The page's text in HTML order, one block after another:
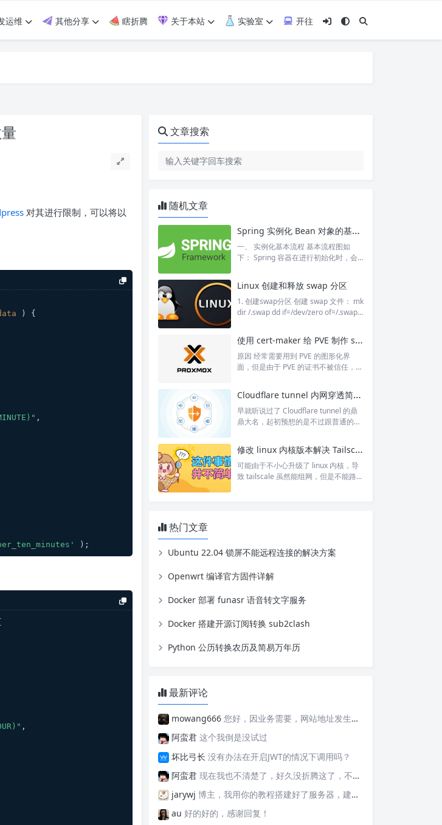
运维 其他分享 瞎折腾 关于本站 实验室
开往
对其进行限制，可以将以
) {
,
);
,
文章搜索
随机文章
Spring 实例化 Bean 对象的基本流程
一、 实例化基本流程 基本流程图如
下： Spring 容器在进行初始化时，会
个 BeanDefinition 对象，所有的 Bean
Definition 存储到一个名为 beanDefini
tionMap 的 Map 集合中。 Spring 框架
再对该 beanDefinitionMap 进行遍
Linux 创建和释放 swap 分区
1. 创建swap分区 创建 swap 文件： mk
dir /.swap dd if=/dev/zero of=/.swap/s
件变成Swap文件并激活: mkswap /.sw
ap/swapfile && swapon /.swap/swap
file 编辑 /etc/fstab 设置开机启用： /.s
wap/swapfil...
使用 cert-maker 给 PVE 制作 ssl 证书
原因 经常需要用到 PVE 的图形化界
面，但是由于 PVE 的证书不被信任，所
作工具，做一个自己的 CA 证书并给 PV
E 生成证书。 制作证书 首先当然是制作
证书： docker run --rm \ -e SIGN_BY_
CA=true \ -e CERT_NAME="pve" \ -e C
Cloudflare tunnel 内网穿透简单使用
早就听说过了 Cloudflare tunnel 的鼎
鼎大名，起初预想的是不过跟普通的内
现着实是方便。 一、注册 前置条件 至
少有一个域名托管到 CF 一张境外可以
使用的信用卡（仅用于添加付款方式）
1. 打开面板 地址：https://one.dash.cl
修改 linux 内核版本解决 Tailscale 报错不能路由转发问题
可能由于不小心升级了 linux 内核，导
致 tailscale 虽然能组网，但是不能路由
热门文章
Ubuntu 22.04 锁屏不能远程连接的解决方案
Openwrt 编译官方固件详解
Docker 部署 funasr 语音转文字服务
Docker 搭建开源订阅转换 sub2clash
Python 公历转换农历及简易万年历
最新评论
mowang666 您好，因业务需要，网站地址发生变更，信息如下： 网站名称: 新锐博客 网站地址: https://blog.xrbk.cn 网站图标: https://blog.xrbk.cn/favicon.png 网站描述: 记录学习与分享资源 RSS地址：https://blog.xrbk.cn/atom.xml 请您及时更新，给你带来的不便敬请谅解
阿蛮君 这个我倒是没试过
坏比弓长 没有办法在开启JWT的情况下调用吗？
阿蛮君 现在我也不清楚了，好久没折腾这了，不好意思哈，现在用的tailscale
jarywj 博主，我用你的教程搭建好了服务器，建好了网络，但是客户端在替换planet文件后，加入了网络，服务器上看不到这个加入的客户端，这是为什么呢？
au 好的好的，感谢回复！